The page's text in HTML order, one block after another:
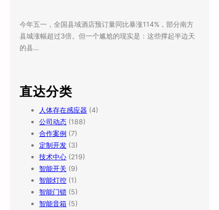
今年五一，全国县域酒店预订量同比暴涨114%，部分南方
县城涨幅超过3倍。但一个尴尬的现实是：这些撑起半边天
的县…
直达分类
人体存在感应器 (4)
公司动态 (188)
合作案例 (7)
定制开发 (3)
技术中心 (219)
智能开关 (9)
智能灯控 (1)
智能门锁 (5)
智能音箱 (5)